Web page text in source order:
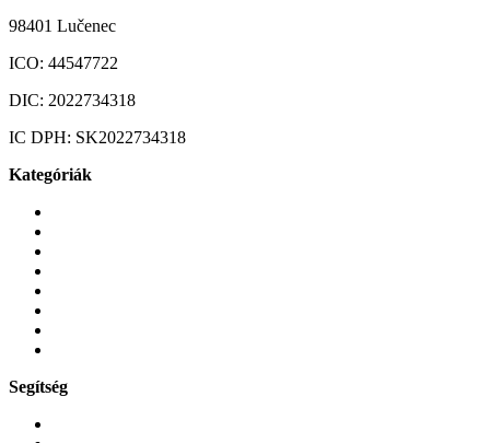
98401 Lučenec
ICO: 44547722
DIC: 2022734318
IC DPH: SK2022734318
Kategóriák
Segítség